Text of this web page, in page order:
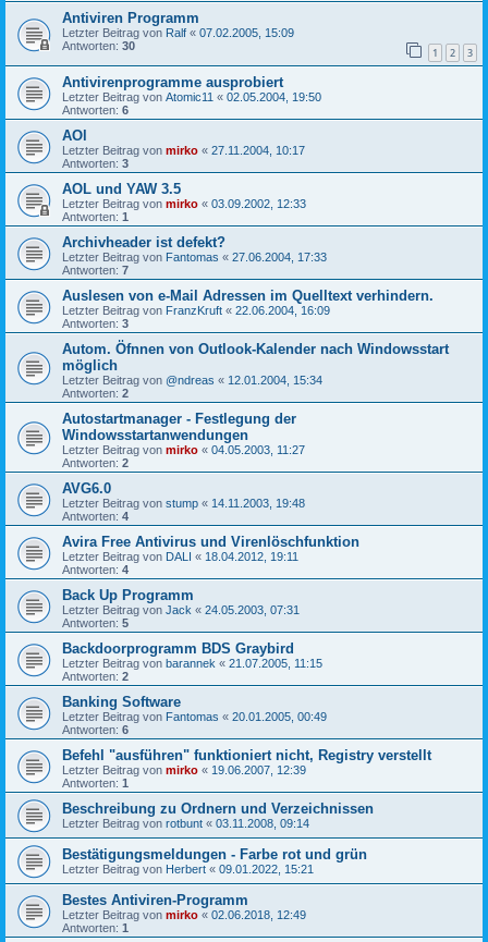
Antiviren Programm
Letzter Beitrag von Ralf « 07.02.2005, 15:09
Antworten: 30 1 2 3
Antivirenprogramme ausprobiert
Letzter Beitrag von Atomic11 « 02.05.2004, 19:50
Antworten: 6
AOl
Letzter Beitrag von mirko « 27.11.2004, 10:17
Antworten: 3
AOL und YAW 3.5
Letzter Beitrag von mirko « 03.09.2002, 12:33
Antworten: 1
Archivheader ist defekt?
Letzter Beitrag von Fantomas « 27.06.2004, 17:33
Antworten: 7
Auslesen von e-Mail Adressen im Quelltext verhindern.
Letzter Beitrag von FranzKruft « 22.06.2004, 16:09
Antworten: 3
Autom. Öfnnen von Outlook-Kalender nach Windowsstart
möglich
Letzter Beitrag von @ndreas « 12.01.2004, 15:34
Antworten: 2
Autostartmanager - Festlegung der
Windowsstartanwendungen
Letzter Beitrag von mirko « 04.05.2003, 11:27
Antworten: 2
AVG6.0
Letzter Beitrag von stump « 14.11.2003, 19:48
Antworten: 4
Avira Free Antivirus und Virenlöschfunktion
Letzter Beitrag von DALI « 18.04.2012, 19:11
Antworten: 4
Back Up Programm
Letzter Beitrag von Jack « 24.05.2003, 07:31
Antworten: 5
Backdoorprogramm BDS Graybird
Letzter Beitrag von barannek « 21.07.2005, 11:15
Antworten: 2
Banking Software
Letzter Beitrag von Fantomas « 20.01.2005, 00:49
Antworten: 6
Befehl "ausführen" funktioniert nicht, Registry verstellt
Letzter Beitrag von mirko « 19.06.2007, 12:39
Antworten: 1
Beschreibung zu Ordnern und Verzeichnissen
Letzter Beitrag von rotbunt « 03.11.2008, 09:14
Bestätigungsmeldungen - Farbe rot und grün
Letzter Beitrag von Herbert « 09.01.2022, 15:21
Bestes Antiviren-Programm
Letzter Beitrag von mirko « 02.06.2018, 12:49
Antworten: 1